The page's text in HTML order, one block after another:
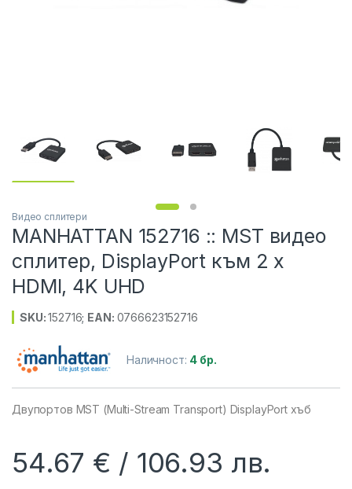
Видео сплитери
MANHATTAN 152716 :: MST видео
сплитер, DisplayPort към 2 x
HDMI, 4K UHD
SKU:152716; EAN: 0766623152716
Наличност: 4 бр.
Двупортов MST (Multi-Stream Transport) DisplayPort хъб
54.67 € 106.93 лв.